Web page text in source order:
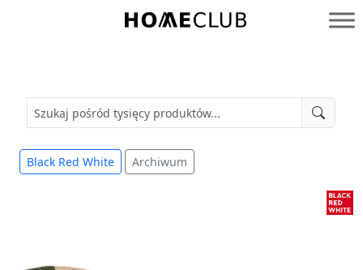
Homeclub
Black Red White Archiwum